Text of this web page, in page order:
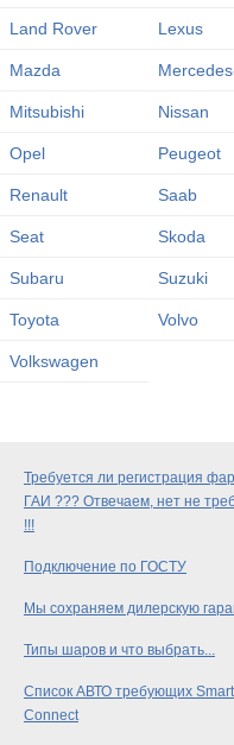
Land Rover Lexus
Mazda
Mitsubishi Nissan
Opel Peugeot
Renault Saab
Seat Skoda
Subaru Suzuki
Toyota Volvo
Volkswagen
Требуется ли регистрация
ГАИ ??? Отвечаем, нет не
!!!
Подключение по ГОСТУ
Мы сохраняем дилерскую
Типы шаров и что выбрать...
Список АВТО требующих Smart
Connect